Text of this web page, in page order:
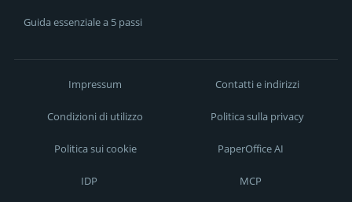
Guida essenziale a 5 passi
Impressum Contatti e indirizzi
Condizioni di utilizzo Politica sulla privacy
Politica sui cookie PaperOffice AI
IDP MCP